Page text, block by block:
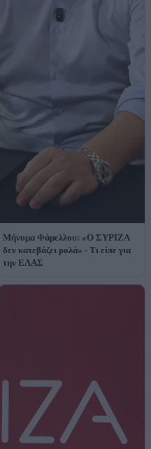
Μήνυμα Φάμελλου: «Ο ΣΥΡΙΖΑ
δεν κατεβάζει ρολά» - Τι είπε για
την ΕΛΑΣ